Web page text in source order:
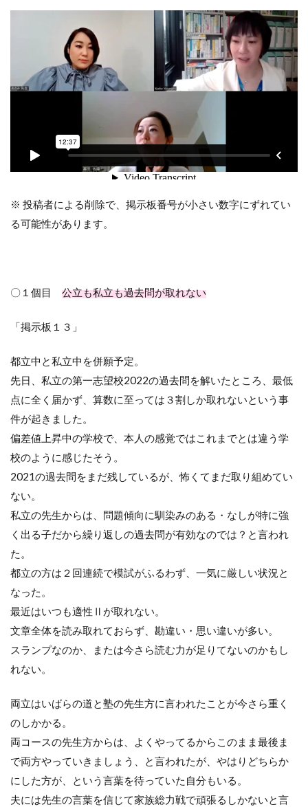
※ 投稿者による削除で、掲示板番号が小さい数字にずれてい
る可能性があります。
〇１個目 公立も私立も過去問が取れない
「掲示板１３」
都立中と私立中を併願予定。
先日、私立の第一志望校2022の過去問を解いたところ、最低
点に全く届かず、算数に至っては３割しか取れないという事
件が起きました。
偏差値上昇中の学校で、本人の感覚ではこれまでとは違う学
校のように感じたそう。
2021の過去問をまだ残しているが、怖くてまだ取り組めてい
ない。
私立の先生からは、問題傾向に馴染みのある・なしが特に強
く出る子だから繰り返しの過去問が有効なのでは？と言われ
た。
都立の方は２回連続で模試がふるわず、一気に厳しい状況と
なった。
最近はいつも適性Ⅱが取れない。
文章全体を読み取れておらず、勘違い・思い違いが多い。
スランプなのか、または今さら読む力が足りてないのかもし
れない。
両立はいばらの道と塾の先生方に言われたことが今さら重く
のしかかる。
両コースの先生方からは、よくやってるからこのまま最後ま
で両方やっていきましょう、と言われたが、やはりどちらか
にした方が、という言葉を待っていた自分もいる。
夫には先生の言葉を信じて家族総力戦で頑張るしかないと言